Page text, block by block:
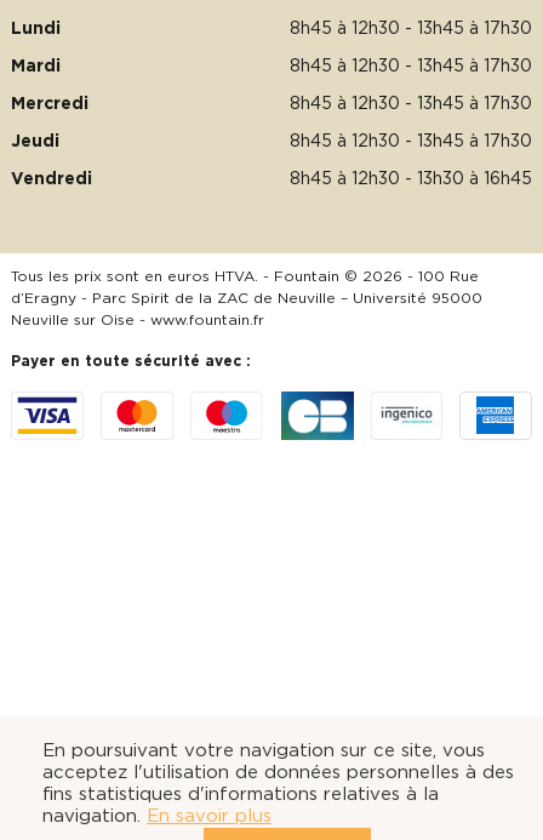
En poursuivant votre navigation sur ce site, vous
acceptez l'utilisation de données personnelles à des
fins statistiques d'informations relatives à la
navigation. En savoir plus
Lundi 8h45 à 12h30 - 13h45 à 17h30
Mardi 8h45 à 12h30 - 13h45 à 17h30
Mercredi 8h45 à 12h30 - 13h45 à 17h30
Jeudi 8h45 à 12h30 - 13h45 à 17h30
Vendredi 8h45 à 12h30 - 13h30 à 16h45
Tous les prix sont en euros HTVA. - Fountain © 2026 - 100 Rue
d’Eragny - Parc Spirit de la ZAC de Neuville – Université 95000
Neuville sur Oise - www.fountain.fr
Payer en toute sécurité avec :